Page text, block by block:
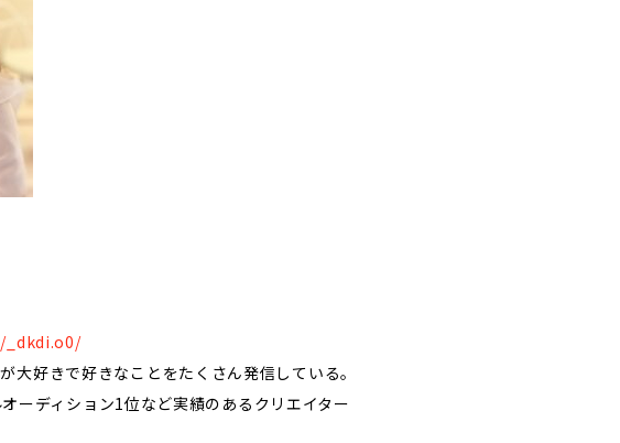
大好きで好きなことをたくさん発信している。
ーディション1位など実績のあるクリエイター